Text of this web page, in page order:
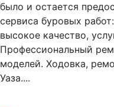
было и остается
сервиса буровых
высокое качество,
Профессиональный
моделей. Ходовка,
Уаза....